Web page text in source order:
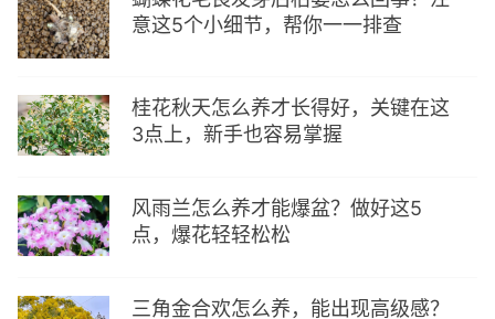
意这5个小细节，帮你一一排查
桂花秋天怎么养才长得好，关键在这
3点上，新手也容易掌握
风雨兰怎么养才能爆盆？做好这5
点，爆花轻轻松松
三角金合欢怎么养，能出现高级感？